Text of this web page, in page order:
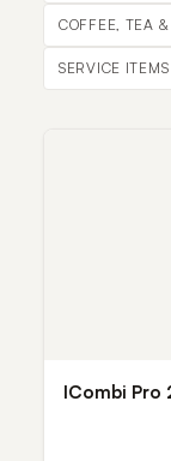
COFFEE, TEA
SERVICE
ICombi Pro